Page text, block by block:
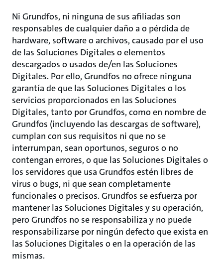
Ni Grundfos, ni ninguna de sus afiliadas son
responsables de cualquier daño a o pérdida de
hardware, software o archivos, causado por el uso
de las Soluciones Digitales o elementos
descargados o usados de/en las Soluciones
Digitales. Por ello, Grundfos no ofrece ninguna
garantía de que las Soluciones Digitales o los
servicios proporcionados en las Soluciones
Digitales, tanto por Grundfos, como en nombre de
Grundfos (incluyendo las descargas de software),
cumplan con sus requisitos ni que no se
interrumpan, sean oportunos, seguros o no
contengan errores, o que las Soluciones Digitales o
los servidores que usa Grundfos estén libres de
virus o bugs, ni que sean completamente
funcionales o precisos. Grundfos se esfuerza por
mantener las Soluciones Digitales y su operación,
pero Grundfos no se responsabiliza y no puede
responsabilizarse por ningún defecto que exista en
las Soluciones Digitales o en la operación de las
mismas.